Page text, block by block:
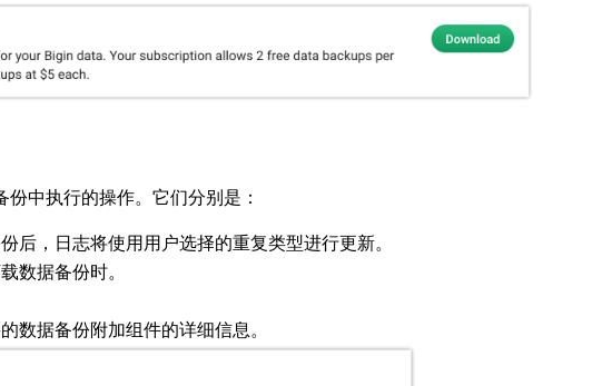
中执行的操作。它们分别是：
后，日志将使用用户选择的重复类型进行更新。
数据备份时。
数据备份附加组件的详细信息。